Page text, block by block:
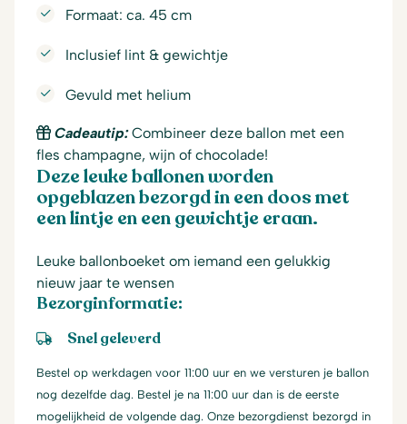
Formaat: ca. 45 cm
Inclusief lint & gewichtje
Gevuld met helium
Cadeautip:Combineer deze ballon met een
fles champagne, wijn of chocolade!
Deze leuke ballonen worden
opgeblazen bezorgd in een doos met
een lintje en een gewichtje eraan.
Leuke ballonboeket om iemand een gelukkig
nieuw jaar te wensen
Bezorginformatie:
Snel geleverd
Bestel op werkdagen voor 11:00 uur en we versturen je ballon
nog dezelfde dag. Bestel je na 11:00 uur dan is de eerste
mogelijkheid de volgende dag. Onze bezorgdienst bezorgd in